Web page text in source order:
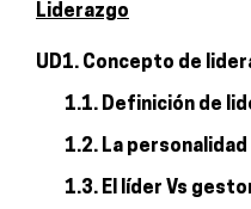
Liderazgo
UD1. Concepto de
1.1. Definición de
1.2. La
1.3. El líder Vs